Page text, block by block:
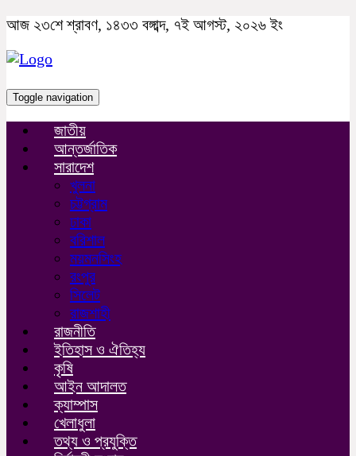
আজ ২৩শে শ্রাবণ, ১৪৩৩ বঙ্গাব্দ, ৭ই আগস্ট, ২০২৬ ইং
Toggle navigation
জাতীয়
আন্তর্জাতিক
সারাদেশ
খুলনা
চট্টগ্রাম
ঢাকা
বরিশাল
ময়মনসিংহ
রংপুর
সিলেট
রাজশাহী
রাজনীতি
ইতিহাস ও ঐতিহ্য
কৃষি
আইন আদালত
ক্যাম্পাস
খেলাধুলা
তথ্য ও প্রযুক্তি